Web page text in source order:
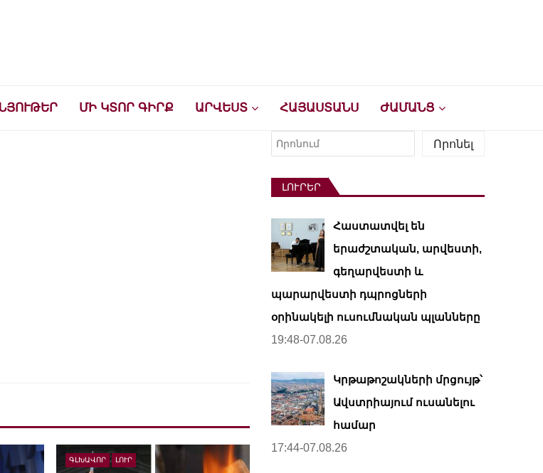
ՄԻ ԿՏՈՐ ԳԻՐՔ ԱՐՎԵՍՏ ՀԱՅԱՍՏԱՆՍ ԺԱՄԱՆՑ
ԳԼԽԱՎՈՐ ԼՈՒՐ
Որոնել
Որոնել
ԼՈՒՐԵՐ
Հաստատվել են
երաժշտական, արվեստի,
գեղարվեստի և
պարարվեստի դպրոցների
օրինակելի ուսումնական պլանները
19:48-07.08.26
Կրթաթոշակների մրցույթ՝
Ավստրիայում ուսանելու
համար
17:44-07.08.26